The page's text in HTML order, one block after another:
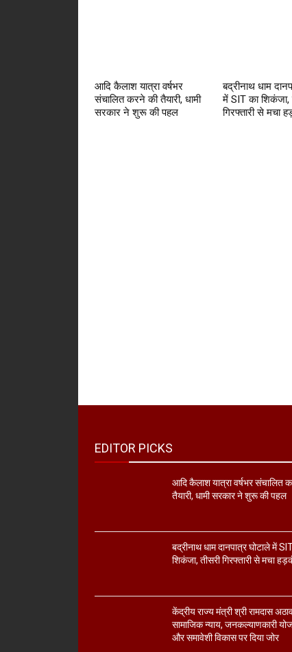
आदि कैलाश यात्रा वर्षभर
संचालित करने की तैयारी, धामी
सरकार ने शुरू की पहल
बद्रीनाथ धाम
में SIT का शिकंजा,
गिरफ्तारी से मचा
EDITOR PICKS
आदि कैलाश यात्रा वर्षभर संचालित
तैयारी, धामी सरकार ने शुरू की पहल
बद्रीनाथ धाम दानपात्र घोटाले में
शिकंजा, तीसरी गिरफ्तारी से मचा
केंद्रीय राज्य मंत्री श्री रामदास
सामाजिक न्याय, जनकल्याणकारी
और समावेशी विकास पर दिया जोर